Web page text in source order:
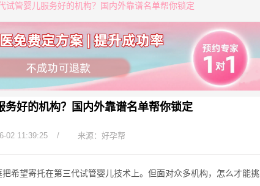
试管婴儿服务好的机构？国内外靠谱名单帮你锁定
务好的机构？国内外靠谱名单帮你锁定
02 11:39:25 / 来源：好孕帮
希望寄托在第三代试管婴儿技术上。但面对众多机构，怎么才能挑